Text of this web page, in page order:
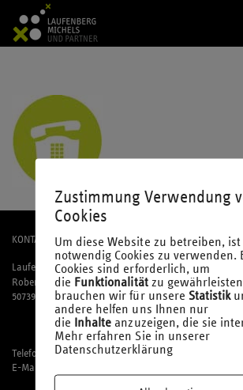
KONTAKT
Laufenberg Michels und Partner mbB
Robert-Perthel-Straße 81
50739 Köln
Telefon: 02 21 / 95 74 94-0
E-Mail:
Zustimmung Verwendung
Cookies
Um diese Website zu betreiben,
notwendig Cookies zu verwenden.
Cookies sind erforderlich, um
die Funktionalitätzu
brauchen wir für unsere Statistik
andere helfen uns Ihnen nur
die Inhalte anzuzeigen, die sie
Mehr erfahren Sie in unserer
Datenschutzerklärung